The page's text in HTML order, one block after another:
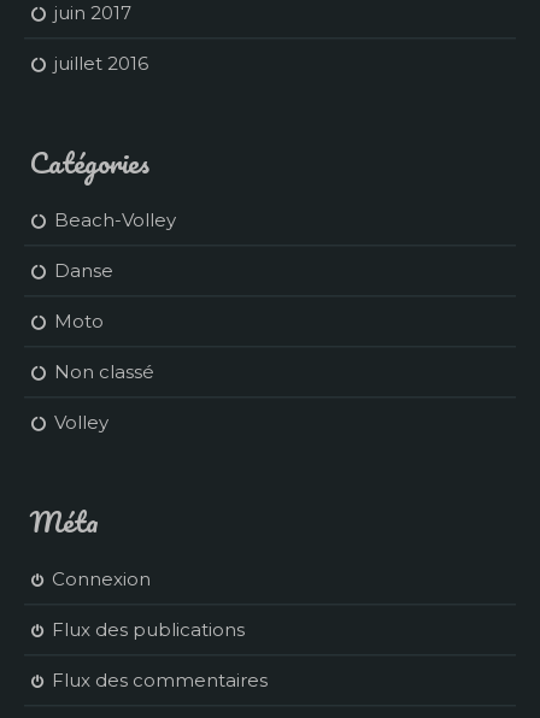
juin 2017
juillet 2016
Catégories
Beach-Volley
Danse
Moto
Non classé
Volley
Méta
Connexion
Flux des publications
Flux des commentaires